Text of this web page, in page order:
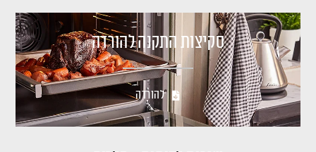
סקיצות התקנה להורדה
להורדה